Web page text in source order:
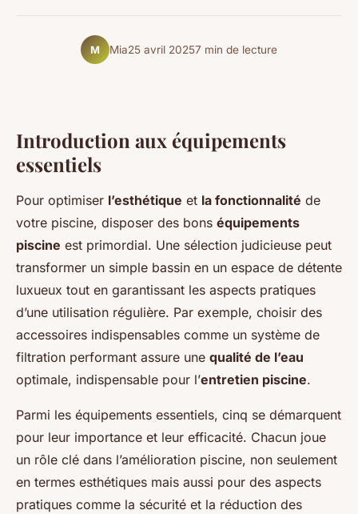
M Mia25 avril 20257 min de lecture
Introduction aux équipements
essentiels
Pour optimiser l’esthétique et la fonctionnalité de
votre piscine, disposer des bons équipements
piscine est primordial. Une sélection judicieuse peut
transformer un simple bassin en un espace de détente
luxueux tout en garantissant les aspects pratiques
d’une utilisation régulière. Par exemple, choisir des
accessoires indispensables comme un système de
filtration performant assure une qualité de l’eau
optimale, indispensable pour l’entretien piscine.
Parmi les équipements essentiels, cinq se démarquent
pour leur importance et leur efficacité. Chacun joue
un rôle clé dans l’amélioration piscine, non seulement
en termes esthétiques mais aussi pour des aspects
pratiques comme la sécurité et la réduction des